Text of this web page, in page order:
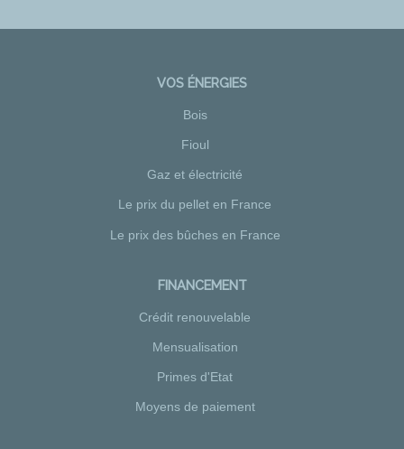
VOS ÉNERGIES
Bois
Fioul
Gaz et électricité
Le prix du pellet en France
Le prix des bûches en France
FINANCEMENT
Crédit renouvelable
Mensualisation
Primes d'Etat
Moyens de paiement